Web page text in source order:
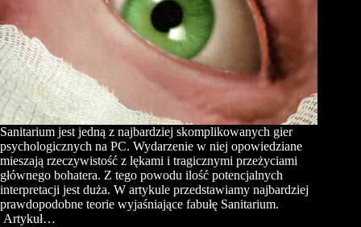
Sanitarium jest jedną z najbardziej skomplikowanych gier
psychologicznych na PC. Wydarzenie w niej opowiedziane
mieszają rzeczywistość z lękami i tragicznymi przeżyciami
głównego bohatera. Z tego powodu ilość potencjalnych
interpretacji jest duża. W artykule przedstawiamy najbardziej
prawdopodobne teorie wyjaśniające fabułę Sanitarium.
Artykuł…